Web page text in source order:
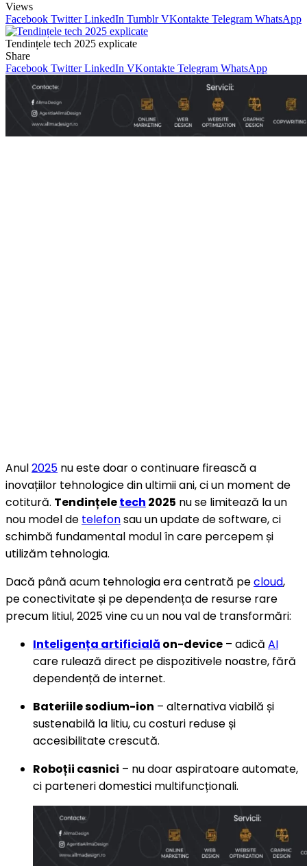
Views
Facebook Twitter LinkedIn Tumblr VKontakte Telegram WhatsApp
Tendințele tech 2025 explicate
Share
Facebook Twitter LinkedIn VKontakte Telegram WhatsApp
Anul2025 nu este doar o continuare firească a
inovațiilor tehnologice din ultimii ani, ci un moment de
cotitură. Tendințeletech 2025 nu se limitează la un
nou model de telefonsau un update de software, ci
schimbă fundamental modul în care percepem și
utilizăm tehnologia.
Dacă până acum tehnologia era centrată pecloud,
pe conectivitate și pe dependența de resurse rare
precum litiul, 2025 vine cu un nou val de transformări:
Inteligența artificială on-device – adică AI
care rulează direct pe dispozitivele noastre, fără
dependență de internet.
Bateriile sodium-ion – alternativa viabilă și
sustenabilă la litiu, cu costuri reduse și
accesibilitate crescută.
Roboții casnici – nu doar aspiratoare automate,
ci parteneri domestici multifuncționali.